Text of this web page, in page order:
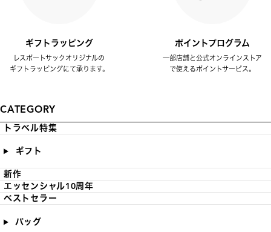
ギフトラッピング
レスポートサックオリジナルの
ギフトラッピングにて承ります。
ポイントプログラム
一部店舗と公式オンラインストア
で使えるポイントサービス。
CATEGORY
トラベル特集
ギフト
新作
エッセンシャル10周年
ベストセラー
バッグ